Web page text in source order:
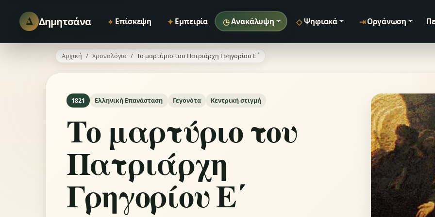
Δ Δημητσάνα ⌖ Επίσκεψη ✦ Εμπειρία ◷Ανακάλυψη ◇ Ψηφιακά ⇥ Οργάνωση
Αρχική Χρονολόγιο Το μαρτύριο του Πατριάρχη Γρηγορίου Ε΄
1821 Ελληνική Επανάσταση Γεγονότα Κεντρική στιγμή
Το μαρτύριο του
Πατριάρχη
Γρηγορίου Ε΄